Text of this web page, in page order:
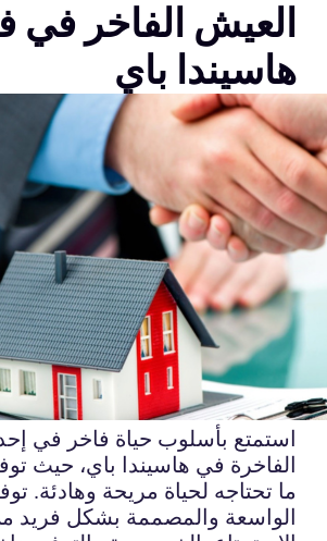
العيش الفاخر في
هاسيندا باي
استمتع بأسلوب حياة فاخر في
الفاخرة في هاسيندا باي، حيث
ما تحتاجه لحياة مريحة وهادئة.
الواسعة والمصممة بشكل فريد